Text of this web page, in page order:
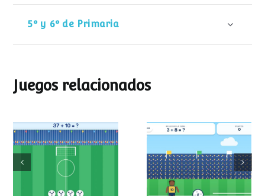
5º y 6º de Primaria
Juegos relacionados
Mundial de
operaciones
Partido de sumas